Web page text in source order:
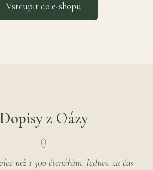
Vstoupit do e-shopu
Dopisy z Oázy
než 1 300 čtenářům. Jednou za čas